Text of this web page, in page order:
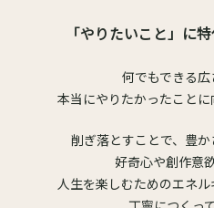
「やりたいこと」に
何でもできる広
本当にやりたかったことに
削ぎ落とすことで、豊か
好奇心や創作意
人生を楽しむためのエネル